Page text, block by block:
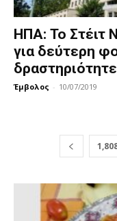
ΗΠΑ: Το Στέιτ
για δεύτερη
Έμβολος - 10/07/2019